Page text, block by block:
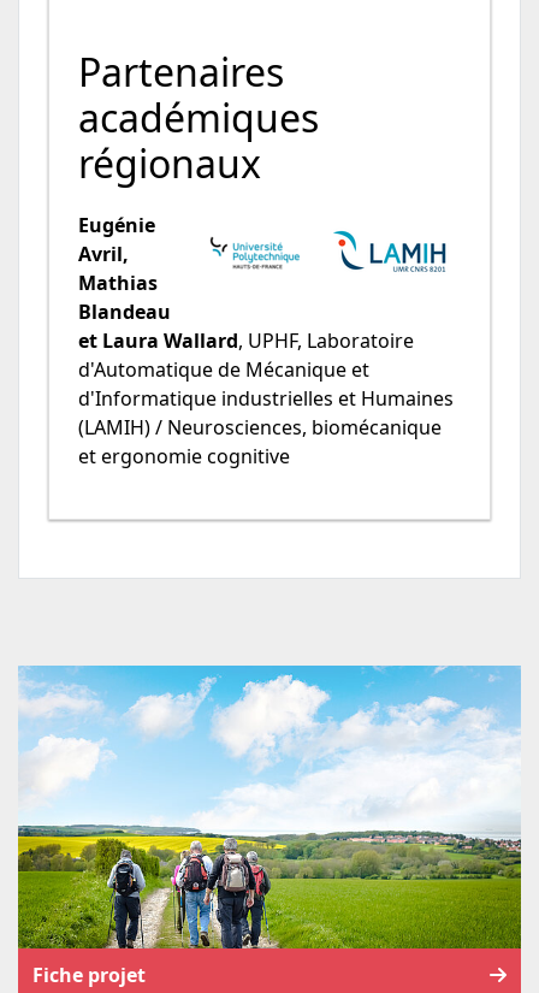
Partenaires
académiques
régionaux
Eugénie
Avril,
Mathias
Blandeau
et Laura Wallard, UPHF, Laboratoire
d'Automatique de Mécanique et
d'Informatique industrielles et Humaines
(LAMIH) / Neurosciences, biomécanique
et ergonomie cognitive
Fiche projet